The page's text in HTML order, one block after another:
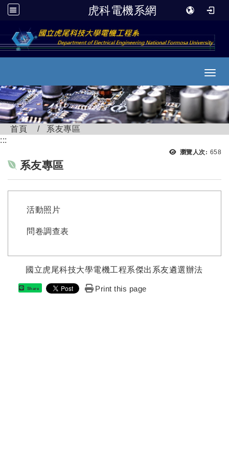
虎科電機系網
跳到主要內容
首頁
系友專區
:::
瀏覽人次: 瀏覽
658
系友專區
活動照片
問卷調查表
國立虎尾科技大學電機工程系傑出系友遴選辦法
Share Print this page